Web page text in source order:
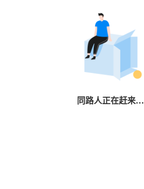
同路人正在赶来…